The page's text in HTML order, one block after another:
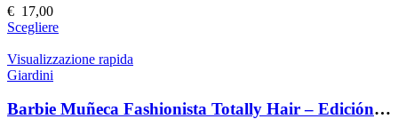
scelte
nella
pagina
prodotto
€ 17,00
ScegliereQuesto
ha
Le
Visualizzazione rapida
Giardini
Barbie Muñeca Fashionista Totally Hair – Edición Speciale